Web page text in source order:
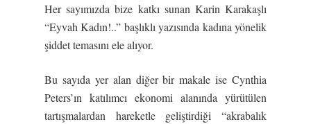
Her sayımızda bize katkı sunan Karin Karakaşlı
“Eyvah Kadın!..” başlıklı yazısında kadına yönelik
şiddet temasını ele alıyor.
Bu sayıda yer alan diğer bir makale ise Cynthia
Peters’ın katılımcı ekonomi alanında yürütülen
tartışmalardan hareketle geliştirdiği “akrabalık